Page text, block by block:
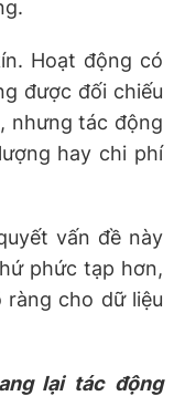
Hoạt động có
được đối chiếu
nhưng tác động
hay chi phí
vấn đề này
phức tạp hơn,
cho dữ liệu
lại tác động